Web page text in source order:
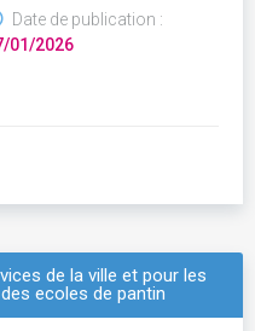
Date de publication :
01/2026
de la ville et pour les
ecoles de pantin